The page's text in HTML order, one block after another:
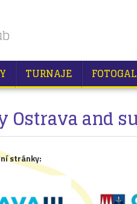
TURNAJE
Ostrava and
stránky: